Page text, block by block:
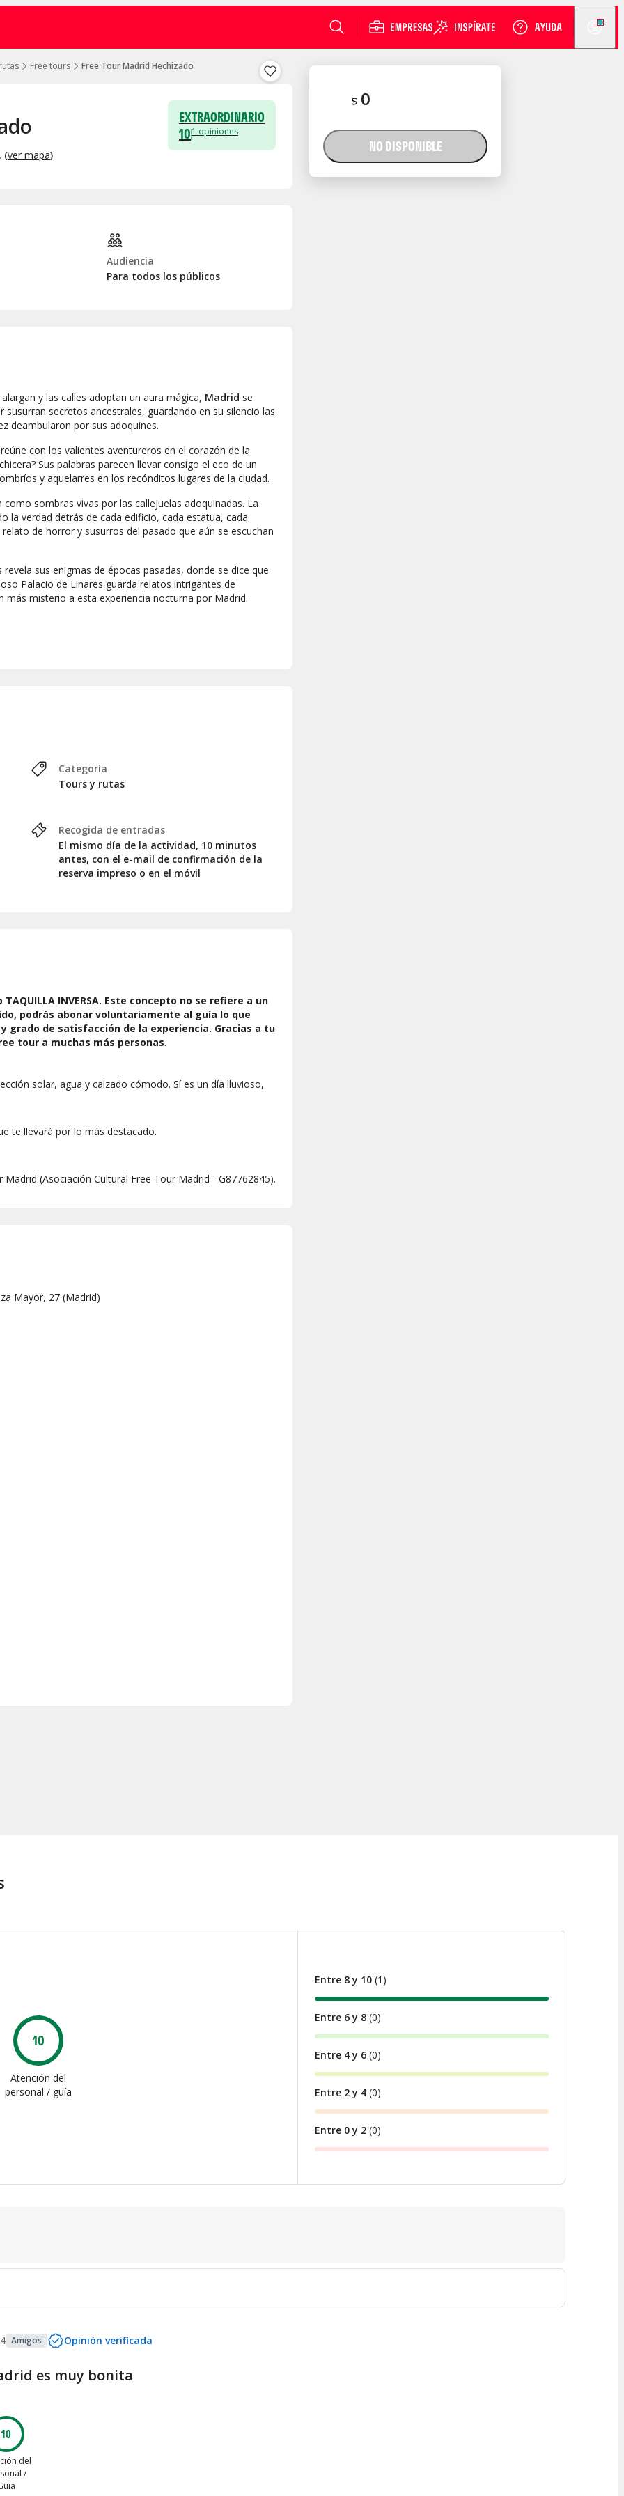
Free tours Free Tour Madrid Hechizado
$ 0
NO DISPONIBLE
, (ver mapa)
EXTRAORDINARIO
101 opiniones
Audiencia
Para todos los públicos
y las calles adoptan un aura mágica, Madrid se
r susurran secretos ancestrales, guardando en su silencio las
deambularon por sus adoquines.
con los valientes aventureros en el corazón de la
Sus palabras parecen llevar consigo el eco de un
y aquelarres en los recónditos lugares de la ciudad.
sombras vivas por las callejuelas adoquinadas. La
la verdad detrás de cada edificio, cada estatua, cada
de horror y susurros del pasado que aún se escuchan
sus enigmas de épocas pasadas, donde se dice que
Palacio de Linares guarda relatos intrigantes de
más misterio a esta experiencia nocturna por Madrid.
tu experiencia.
cuaderno para capturar momentos o tomar notas.
para tomar fotos o acceder a información extra.
flexible ante cambios en el itinerario y conoce a otros
compartiendo impresiones.
Categoría
Tours y rutas
Recogida de entradas
El mismo día de la actividad, 10 minutos
antes, con el e-mail de confirmación de la
reserva impreso o en el móvil
INVERSA. Este concepto no se refiere a un
podrás abonar voluntariamente al guía lo que
grado de satisfacción de la experiencia. Gracias a tu
tour a muchas más personas.
solar, agua y calzado cómodo. Sí es un día lluvioso,
te llevará por lo más destacado.
(Asociación Cultural Free Tour Madrid - G87762845).
Mayor, 27 (Madrid)
10
Atención del
personal / guía
Entre 8 y 10 (1 )
Entre 6 y 8 (0)
Entre 4 y 6 (0)
Entre 2 y 4 (0)
Entre 0 y 2 (0)
Amigos Opinión verificada
es muy bonita
10
del
/